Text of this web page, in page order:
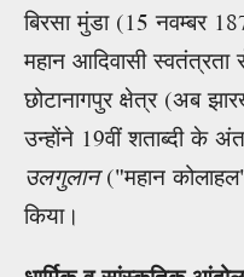
बिरसा मुंडा (15 नवम्बर
महान आदिवासी
छोटानागपुर क्षेत्र (अब
उन्होंने 19वीं शताब्दी के
उलगुलान("महान
किया।